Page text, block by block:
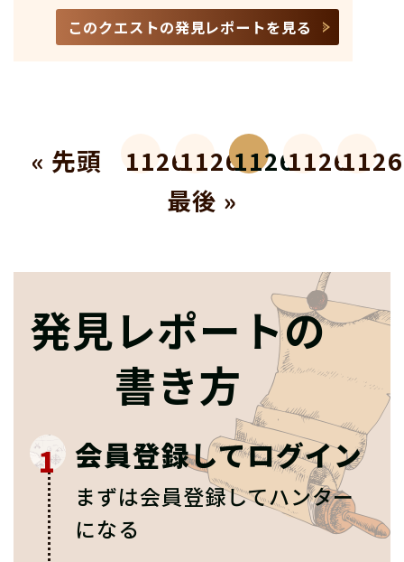
このクエストの発見レポートを見る
« 先頭 11262112631126411265
最後 »
発見レポートの
書き方
1 会員登録してログイン
まずは会員登録してハンター
になる